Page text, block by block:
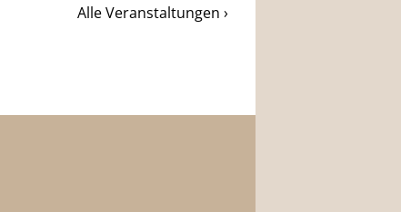
Alle Veranstaltungen ›